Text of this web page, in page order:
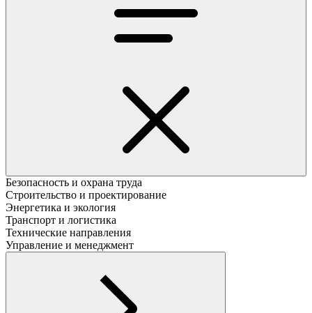
Безопасность и охрана труда
Строительство и проектирование
Энергетика и экология
Транспорт и логистика
Технические направления
Управление и менеджмент